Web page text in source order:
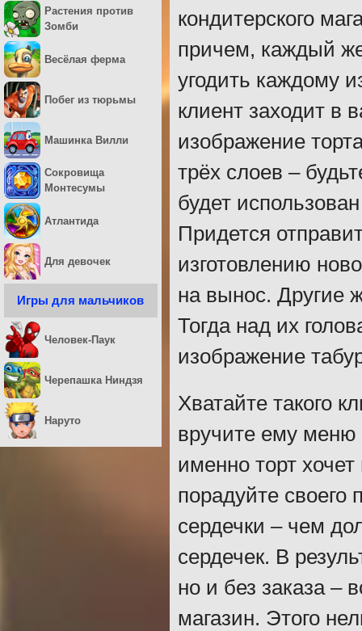
кондитерского
причем, каждый
угодить каждому
клиент заходит в
изображение
трёх слоев –
будет
Придется
изготовлению
на вынос. Другие
Тогда над их
изображение
Хватайте такого
вручите ему меню
именно торт
порадуйте своего
сердечки – чем
сердечек. В
но и без заказа –
магазин. Этого
Растения против
Зомби
Весёлая ферма
Побег из тюрьмы
Машинка Вилли
Сокровища
Монтесумы
Атлантида
Для девочек
Игры для мальчиков
Человек-Паук
Черепашка Ниндзя
Наруто